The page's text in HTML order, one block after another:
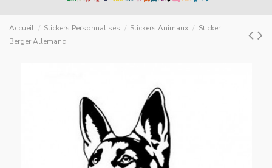
Accueil Stickers Personnalisés Stickers Animaux
Sticker
Berger Allemand